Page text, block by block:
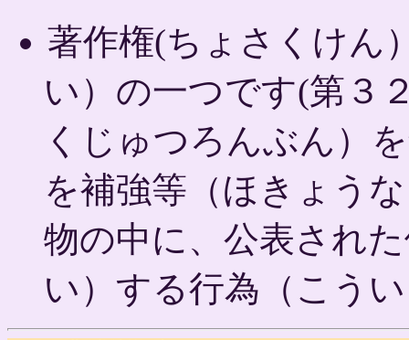
著作権(ちょさくけん
い）の一つです(第３
くじゅつろんぶん）
を補強等（ほきょう
物の中に、公表され
い）する行為（こう